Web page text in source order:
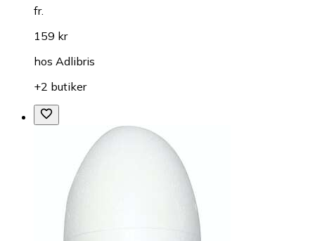
fr.
159 kr
hos Adlibris
+2 butiker